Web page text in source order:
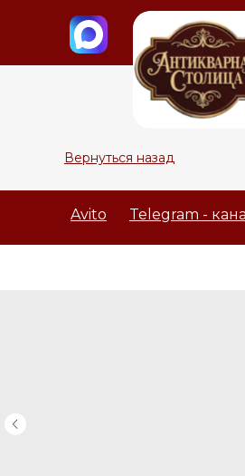
Вернуться назад
Avito Telegram -